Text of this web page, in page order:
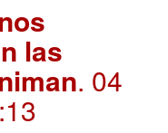
las
. 04